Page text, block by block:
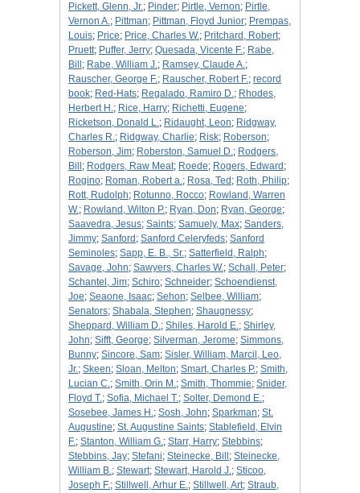
Pickett, Glenn, Jr.; Pinder; Pirtle, Vernon; Pirtle,
Vernon A.; Pittman; Pittman, Floyd Junior; Prempas,
Louis; Price; Price, Charles W.; Pritchard, Robert;
Pruett; Puffer, Jerry; Quesada, Vicente F.; Rabe,
Bill ; Rabe, William J.; Ramsey, Claude A.;
Rauscher, George F.; Rauscher, Robert F.; record
book; Red-Hats; Regalado, Ramiro D.; Rhodes,
Herbert H.; Rice, Harry; Richetti, Eugene;
Ricketson, Donald L.; Ridaught, Leon; Ridgway,
Charles R.; Ridgway, Charlie; Risk; Roberson;
Roberson, Jim; Roberston, Samuel D.; Rodgers,
Bill ; Rodgers, Raw Meat; Roede; Rogers, Edward ;
Rogino; Roman, Robert a.; Rosa, Ted ; Roth, Philip;
Rott, Rudolph; Rotunno, Rocco; Rowland, Warren
W.; Rowland, Wilton P.; Ryan, Don; Ryan, George;
Saavedra, Jesus; Saints; Samuely, Max; Sanders,
Jimmy; Sanford ; Sanford Celeryfeds; Sanford
Seminoles; Sapp, E. B., Sr.; Satterfield, Ralph;
Savage, John; Sawyers, Charles W.; Schall, Peter;
Schantel, Jim; Schiro; Schneider; Schoendienst,
Joe; Seaone, Isaac; Sehon; Selbee, William;
Senators; Shabala, Stephen; Shaugnessy;
Sheppard, William D.; Shiles, Harold E.; Shirley,
John; Sifft, George; Silverman, Jerome; Simmons,
Bunny; Sincore, Sam; Sisler, William, Marcil, Leo,
Jr.; Skeen; Sloan, Melton; Smart, Charles P.; Smith,
Lucian C.; Smith, Orin M.; Smith, Thommie; Snider,
Floyd T.; Sofia, Michael T.; Solter, Demond E.;
Sosebee, James H.; Sosh, John; Sparkman; St.
Augustine; St. Augustine Saints; Stablefield, Elvin
F.; Stanton, William G.; Starr, Harry; Stebbins;
Stebbins, Jay; Stefani; Steinecke, Bill ; Steinecke,
William B.; Stewart; Stewart, Harold J.; Sticoo,
Joseph F.; Stillwell, Arhur E.; Stillwell, Art; Straub,